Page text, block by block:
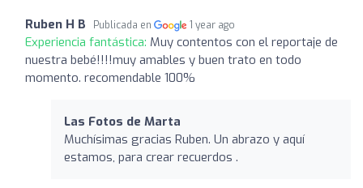
Ruben H B Publicada en 1 year ago
Experiencia fantástica: Muy contentos con el reportaje de
nuestra bebé!!!!muy amables y buen trato en todo
momento. recomendable 100%
Las Fotos de Marta
Muchísimas gracias Ruben. Un abrazo y aquí
estamos, para crear recuerdos .